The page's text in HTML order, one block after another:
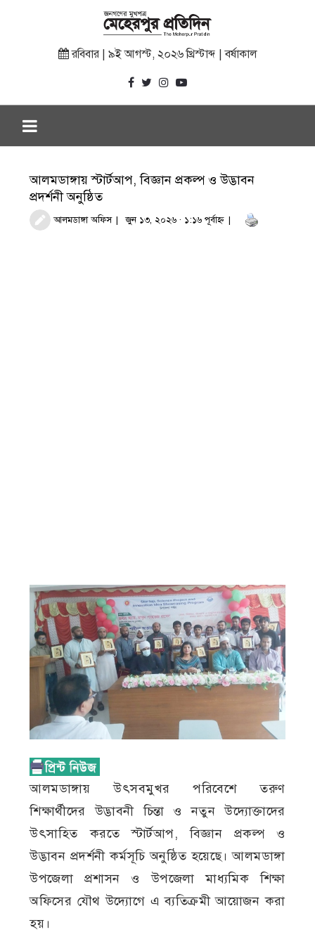
রবিবার | ৯ই আগস্ট, ২০২৬ খ্রিস্টাব্দ | বর্ষাকাল
আলমডাঙ্গায় স্টার্টআপ, বিজ্ঞান প্রকল্প ও উদ্ভাবন
প্রদর্শনী অনুষ্ঠিত
আলমডাঙ্গা অফিস জুন ১৩, ২০২৬ · ১:১৬ পূর্বাহ্ণ
আলমডাঙ্গায় উৎসবমুখর পরিবেশে তরুণ
শিক্ষার্থীদের উদ্ভাবনী চিন্তা ও নতুন উদ্যোক্তাদের
উৎসাহিত করতে স্টার্টআপ, বিজ্ঞান প্রকল্প ও
উদ্ভাবন প্রদর্শনী কর্মসূচি অনুষ্ঠিত হয়েছে। আলমডাঙ্গা
উপজেলা প্রশাসন ও উপজেলা মাধ্যমিক শিক্ষা
অফিসের যৌথ উদ্যোগে এ ব্যতিক্রমী আয়োজন করা
হয়।